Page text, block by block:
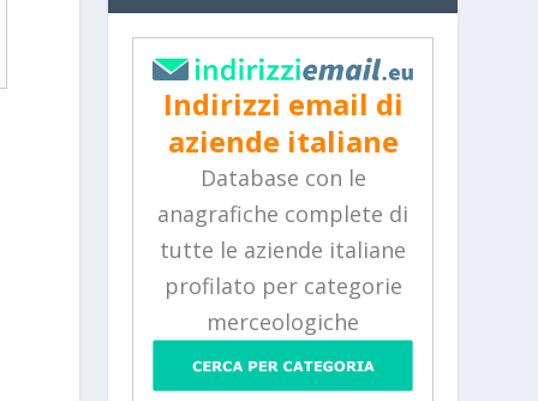
Indirizzi email di
aziende italiane
Database con le
anagrafiche complete di
tutte le aziende italiane
profilato per categorie
merceologiche